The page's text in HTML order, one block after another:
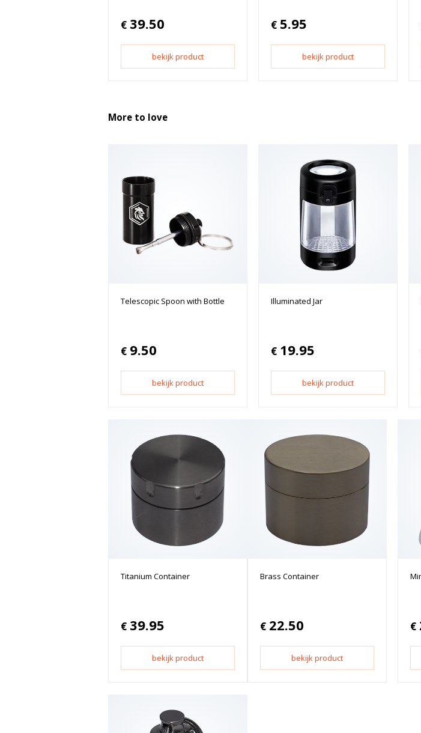
€ 39.50
bekijk product
€ 5.95
bekijk product
More to love
Telescopic Spoon with Bottle
€ 9.50
bekijk product
Illuminated Jar
€ 19.95
bekijk product
Titanium Container
€ 39.95
bekijk product
Brass Container
€ 22.50
bekijk product
€